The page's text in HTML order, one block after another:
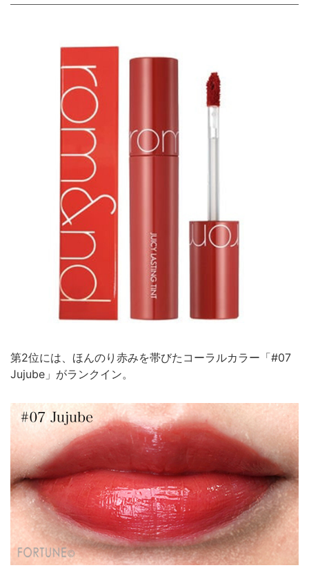
第2位には、ほんのり赤みを帯びたコーラルカラー「#07
Jujube」がランクイン。